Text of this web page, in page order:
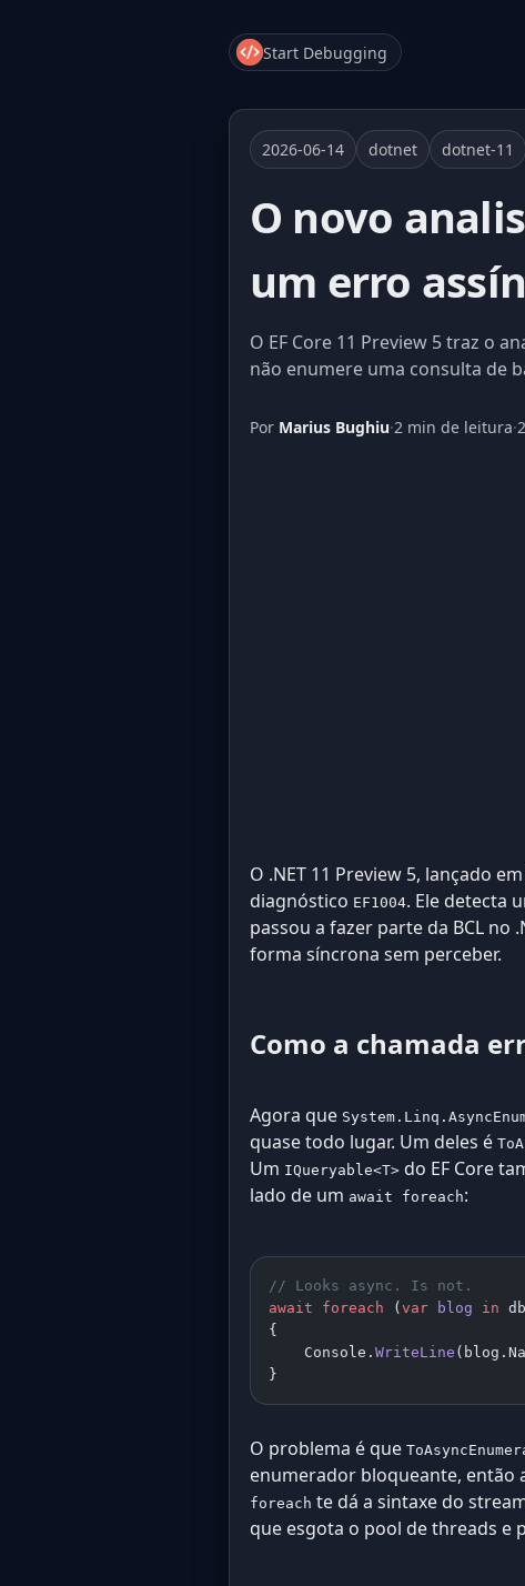
Start Debugging
2026-06-14 dotnet dotnet-11
O novo
um erro
O EF Core 11 Preview 5 traz o
não enumere uma consulta de
Por Marius Bughiu·2 min de leitura·
O .NET 11 Preview 5, lançado
diagnóstico EF1004. Ele detecta
passou a fazer parte da BCL no
forma síncrona sem perceber.
Como a chamada
Agora que
quase todo lugar. Um deles é
Um IQueryable<T> do EF Core
lado de um await foreach:
// Looks async. Is not.
await foreach ( var blog in
{
    Console.
WriteLine
}
O problema é que
enumerador bloqueante, então
foreach te dá a sintaxe do
que esgota o pool de threads e